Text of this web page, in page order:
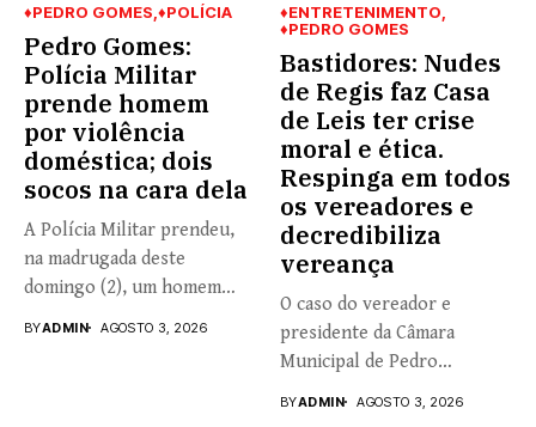
♦PEDRO GOMES ♦POLÍCIA
Pedro Gomes:
Polícia Militar
prende homem
por violência
doméstica; dois
socos na cara dela
A Polícia Militar prendeu,
na madrugada deste
domingo (2), um homem
BYADMIN AGOSTO 3, 2026
♦ENTRETENIMENTO
♦PEDRO GOMES
Bastidores: Nudes
de Regis faz Casa
de Leis ter crise
moral e ética.
Respinga em todos
os vereadores e
decredibiliza
vereança
O caso do vereador e
presidente da Câmara
Municipal de Pedro
BYADMIN AGOSTO 3, 2026